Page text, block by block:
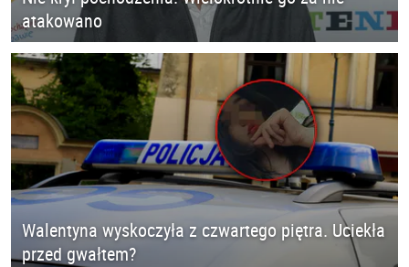
atakowano
Walentyna wyskoczyła z czwartego piętra. Uciekła
przed gwałtem?